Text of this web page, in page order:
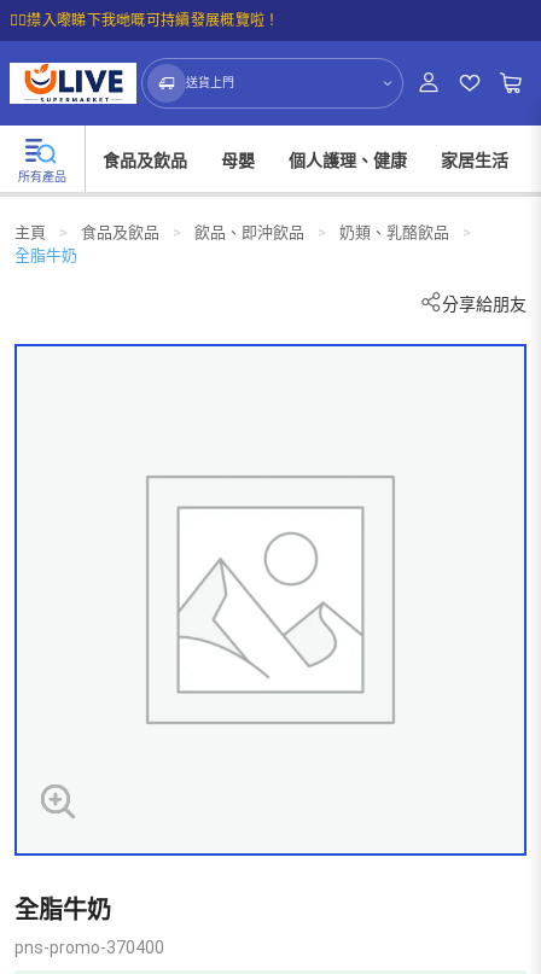
☝🏼㩒入嚟睇下我哋嘅可持續發展概覽啦！
送貨上門
所有產品
食品及飲品 母嬰 個人護理、健康 家居生活
主頁 > 食品及飲品 > 飲品、即沖飲品 > 奶類、乳酪飲品
>
全脂牛奶
分享給朋友
全脂牛奶
pns-promo-370400